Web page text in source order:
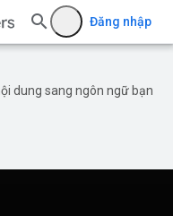
Đăng nhập
dung sang ngôn ngữ bạn